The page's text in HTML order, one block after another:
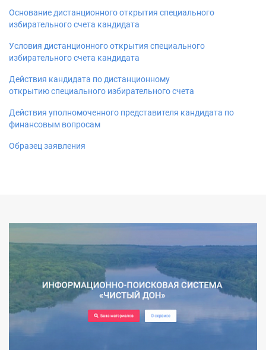
Основание дистанционного открытия специального
избирательного счета кандидата
Условия дистанционного открытия специального
избирательного счета кандидата
Действия кандидата по дистанционному
открытию специального избирательного счета
Действия уполномоченного представителя кандидата по
финансовым вопросам
Образец заявления